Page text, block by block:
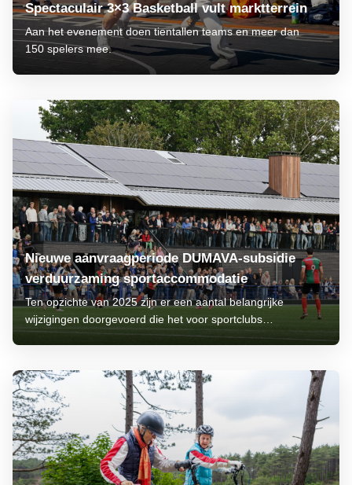
Spectaculair 3×3 Basketball vult marktterrein
Aan het evenement doen tientallen teams en meer dan
150 spelers mee.
Nieuwe aanvraagperiode DUMAVA-subsidie
verduurzaming sportaccommodatie
Ten opzichte van 2025 zijn er een aantal belangrijke
wijzigingen doorgevoerd die het voor sportclubs
makkelijker maken om hiervan gebruik te maken.